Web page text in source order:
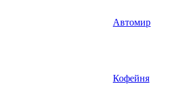
Автомир
Кофейня